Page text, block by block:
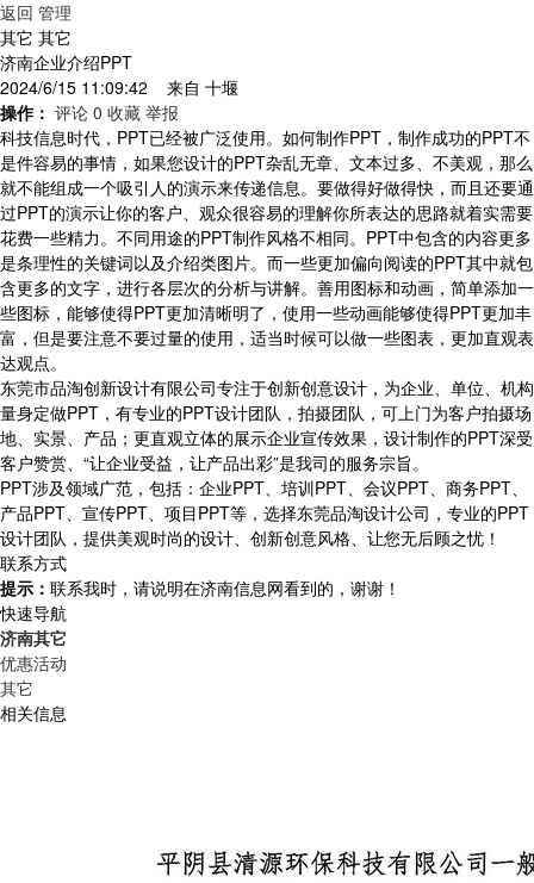
返回 管理
其它 其它
济南企业介绍PPT
2024/6/15 11:09:42 来自 十堰
操作： 评论 0 收藏 举报
科技信息时代，PPT已经被广泛使用。如何制作PPT，制作成功的PPT不
是件容易的事情，如果您设计的PPT杂乱无章、文本过多、不美观，那么
就不能组成一个吸引人的演示来传递信息。要做得好做得快，而且还要通
过PPT的演示让你的客户、观众很容易的理解你所表达的思路就着实需要
花费一些精力。不同用途的PPT制作风格不相同。PPT中包含的内容更多
是条理性的关键词以及介绍类图片。而一些更加偏向阅读的PPT其中就包
含更多的文字，进行各层次的分析与讲解。善用图标和动画，简单添加一
些图标，能够使得PPT更加清晰明了，使用一些动画能够使得PPT更加丰
富，但是要注意不要过量的使用，适当时候可以做一些图表，更加直观表
达观点。
东莞市品淘创新设计有限公司专注于创新创意设计，为企业、单位、机构
量身定做PPT，有专业的PPT设计团队，拍摄团队，可上门为客户拍摄场
地、实景、产品；更直观立体的展示企业宣传效果，设计制作的PPT深受
客户赞赏、“让企业受益，让产品出彩”是我司的服务宗旨。
PPT涉及领域广范，包括：企业PPT、培训PPT、会议PPT、商务PPT、
产品PPT、宣传PPT、项目PPT等，选择东莞品淘设计公司，专业的PPT
设计团队，提供美观时尚的设计、创新创意风格、让您无后顾之忧！
联系方式
提示： 联系我时，请说明在济南信息网看到的，谢谢！
快速导航
济南其它
优惠活动
其它
相关信息